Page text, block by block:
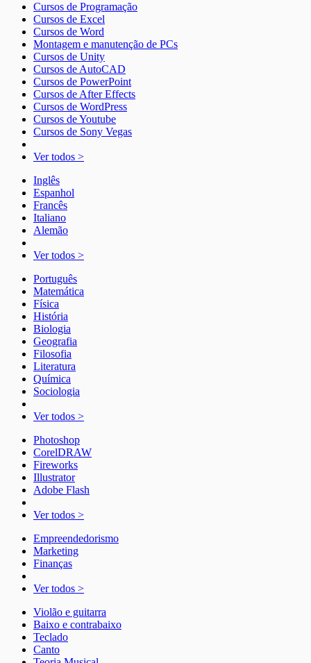
Cursos de Programação
Cursos de Excel
Cursos de Word
Montagem e manutenção de PCs
Cursos de Unity
Cursos de AutoCAD
Cursos de PowerPoint
Cursos de After Effects
Cursos de WordPress
Cursos de Youtube
Cursos de Sony Vegas
Ver todos >
Inglês
Espanhol
Francês
Italiano
Alemão
Ver todos >
Português
Matemática
Física
História
Biologia
Geografia
Filosofia
Literatura
Química
Sociologia
Ver todos >
Photoshop
CorelDRAW
Fireworks
Illustrator
Adobe Flash
Ver todos >
Empreendedorismo
Marketing
Finanças
Ver todos >
Violão e guitarra
Baixo e contrabaixo
Teclado
Canto